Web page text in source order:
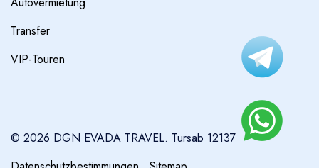
Transfer
VIP-Touren
© 2026 DGN EVADA TRAVEL. Tursab 12137